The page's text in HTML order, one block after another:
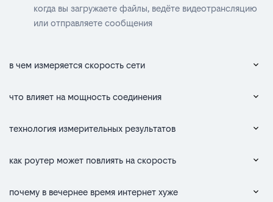
когда вы загружаете файлы, ведёте видеотрансляцию
или отправляете сообщения
в чем измеряется скорость сети
что влияет на мощность соединения
технология измерительных результатов
как роутер может повлиять на скорость
почему в вечернее время интернет хуже